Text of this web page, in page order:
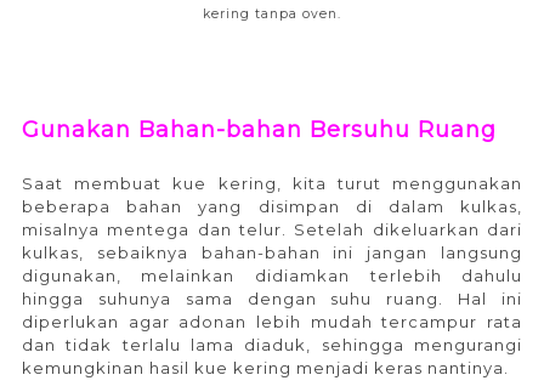
kering tanpa oven.
Gunakan Bahan-bahan Bersuhu Ruang
Saat membuat kue kering, kita turut menggunakan
beberapa bahan yang disimpan di dalam kulkas,
misalnya mentega dan telur. Setelah dikeluarkan dari
kulkas, sebaiknya bahan-bahan ini jangan langsung
digunakan, melainkan didiamkan terlebih dahulu
hingga suhunya sama dengan suhu ruang. Hal ini
diperlukan agar adonan lebih mudah tercampur rata
dan tidak terlalu lama diaduk, sehingga mengurangi
kemungkinan hasil kue kering menjadi keras nantinya.